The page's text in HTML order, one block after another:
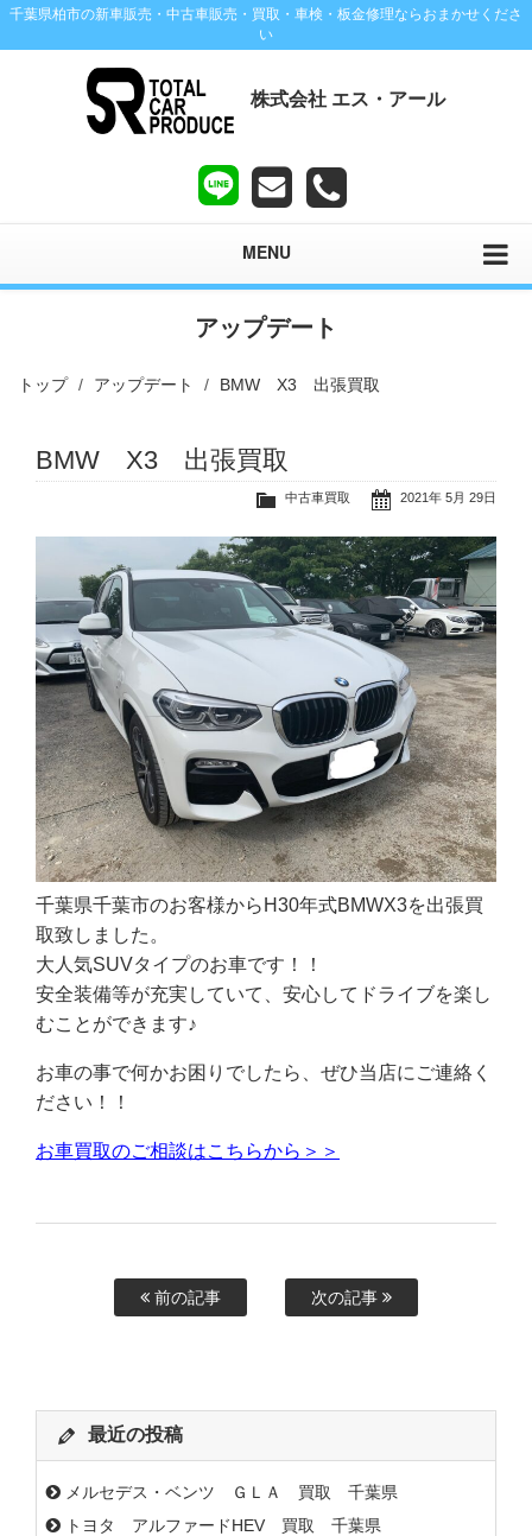
千葉県柏市の新車販売・中古車販売・買取・車検・板金修理ならおまかせくださ
い
株式会社 エス・アール
MENU
アップデート
トップ アップデート BMW X3 出張買取
BMW X3 出張買取
2021年 5月 29日
中古車買取
千葉県千葉市のお客様からH30年式BMWX3を出張買
取致しました。
大人気SUVタイプのお車です！！
安全装備等が充実していて、安心してドライブを楽し
むことができます♪
お車の事で何かお困りでしたら、ぜひ当店にご連絡く
ださい！！
お車買取のご相談はこちらから＞＞
前の記事 次の記事
最近の投稿
メルセデス・ベンツ ＧＬＡ 買取 千葉県
トヨタ アルファードHEV 買取 千葉県